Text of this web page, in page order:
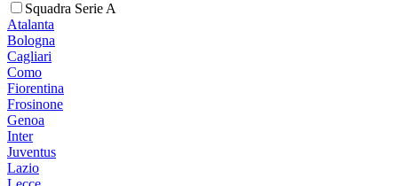
Squadra Serie A
Atalanta
Bologna
Cagliari
Como
Fiorentina
Frosinone
Genoa
Inter
Juventus
Lazio